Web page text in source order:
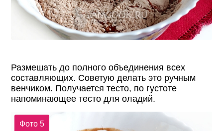
Размешать до полного объединения всех
составляющих. Советую делать это ручным
венчиком. Получается тесто, по густоте
напоминающее тесто для оладий.
Фото 5